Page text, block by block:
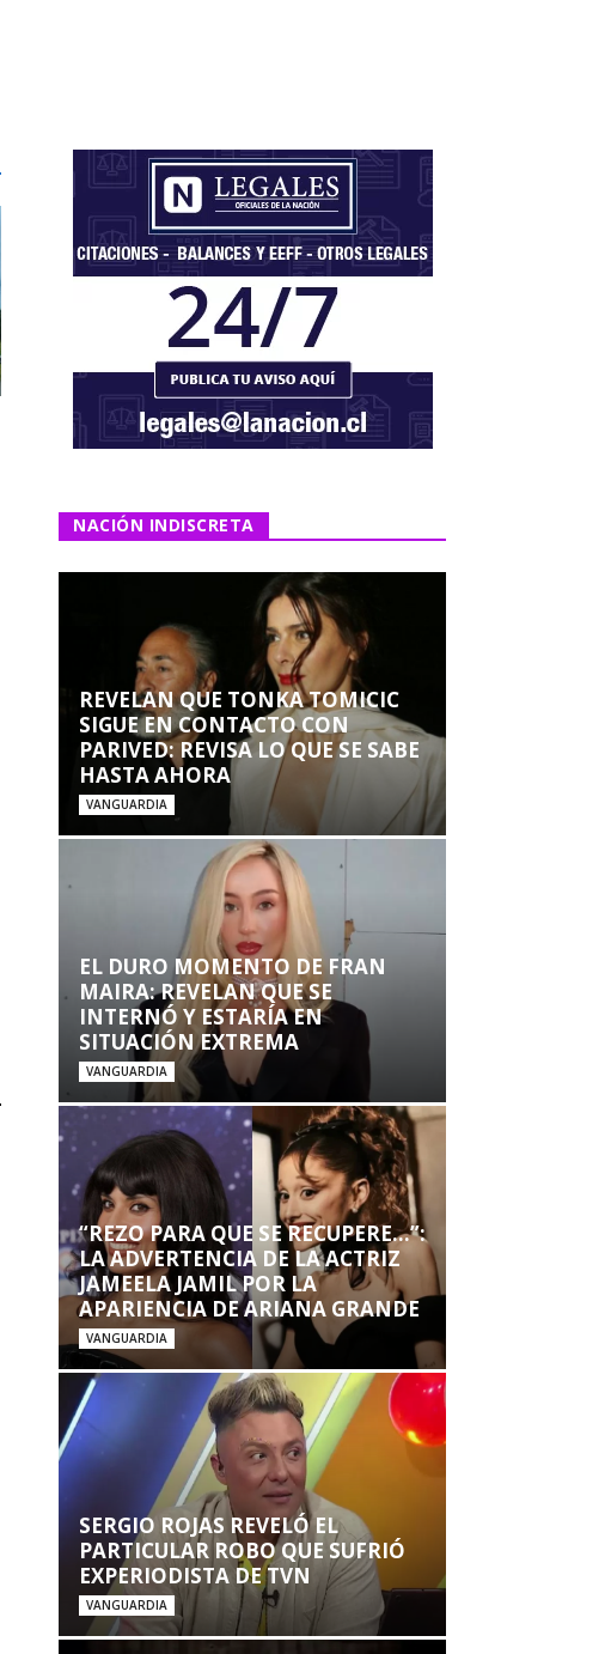
NACIÓN INDISCRETA
REVELAN QUE TONKA TOMICIC
SIGUE EN CONTACTO CON
PARIVED: REVISA LO QUE SE SABE
HASTA AHORA
VANGUARDIA
EL DURO MOMENTO DE FRAN
MAIRA: REVELAN QUE SE
INTERNÓ Y ESTARÍA EN
SITUACIÓN EXTREMA
VANGUARDIA
“REZO PARA QUE SE RECUPERE…”:
LA ADVERTENCIA DE LA ACTRIZ
JAMEELA JAMIL POR LA
APARIENCIA DE ARIANA GRANDE
VANGUARDIA
SERGIO ROJAS REVELÓ EL
PARTICULAR ROBO QUE SUFRIÓ
EXPERIODISTA DE TVN
VANGUARDIA